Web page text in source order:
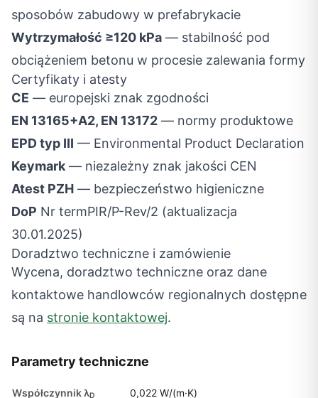
sposobów zabudowy w prefabrykacie
Wytrzymałość ≥120 kPa — stabilność pod
obciążeniem betonu w procesie zalewania formy
Certyfikaty i atesty
CE — europejski znak zgodności
EN 13165+A2, EN 13172 — normy produktowe
EPD typ III — Environmental Product Declaration
Keymark — niezależny znak jakości CEN
Atest PZH — bezpieczeństwo higieniczne
DoP Nr termPIR/P-Rev/2 (aktualizacja
30.01.2025)
Doradztwo techniczne i zamówienie
Wycena, doradztwo techniczne oraz dane
kontaktowe handlowców regionalnych dostępne
są na stronie kontaktowej.
Parametry techniczne
Współczynnik λD 0,022 W/(m·K)